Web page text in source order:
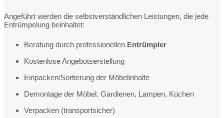
Angeführt werden die selbstverständlichen Leistungen, die jede
Entrümpelung beinhaltet:
Beratung durch professionellen Entrümpler
Kostenlose Angebotserstellung
Einpacken/Sortierung der Möbelinhalte
Demontage der Möbel, Gardienen, Lampen, Küchen
Verpacken (transportsicher)